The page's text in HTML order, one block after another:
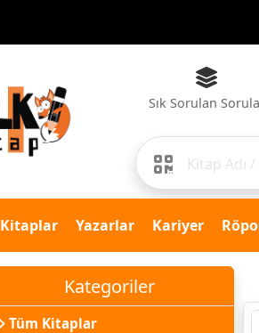
Sık Sorulan
Kitaplar Yazarlar Kariyer
Kategoriler
Tüm Kitaplar